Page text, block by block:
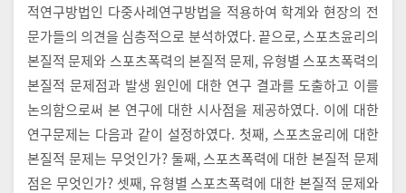
적연구방법인 다중사례연구방법을 적용하여 학계와 현장의 전
문가들의 의견을 심층적으로 분석하였다. 끝으로, 스포츠윤리의
본질적 문제와 스포츠폭력의 본질적 문제, 유형별 스포츠폭력의
본질적 문제점과 발생 원인에 대한 연구 결과를 도출하고 이를
논의함으로써 본 연구에 대한 시사점을 제공하였다. 이에 대한
연구문제는 다음과 같이 설정하였다. 첫째, 스포츠윤리에 대한
본질적 문제는 무엇인가? 둘째, 스포츠폭력에 대한 본질적 문제
점은 무엇인가? 셋째, 유형별 스포츠폭력에 대한 본질적 문제와